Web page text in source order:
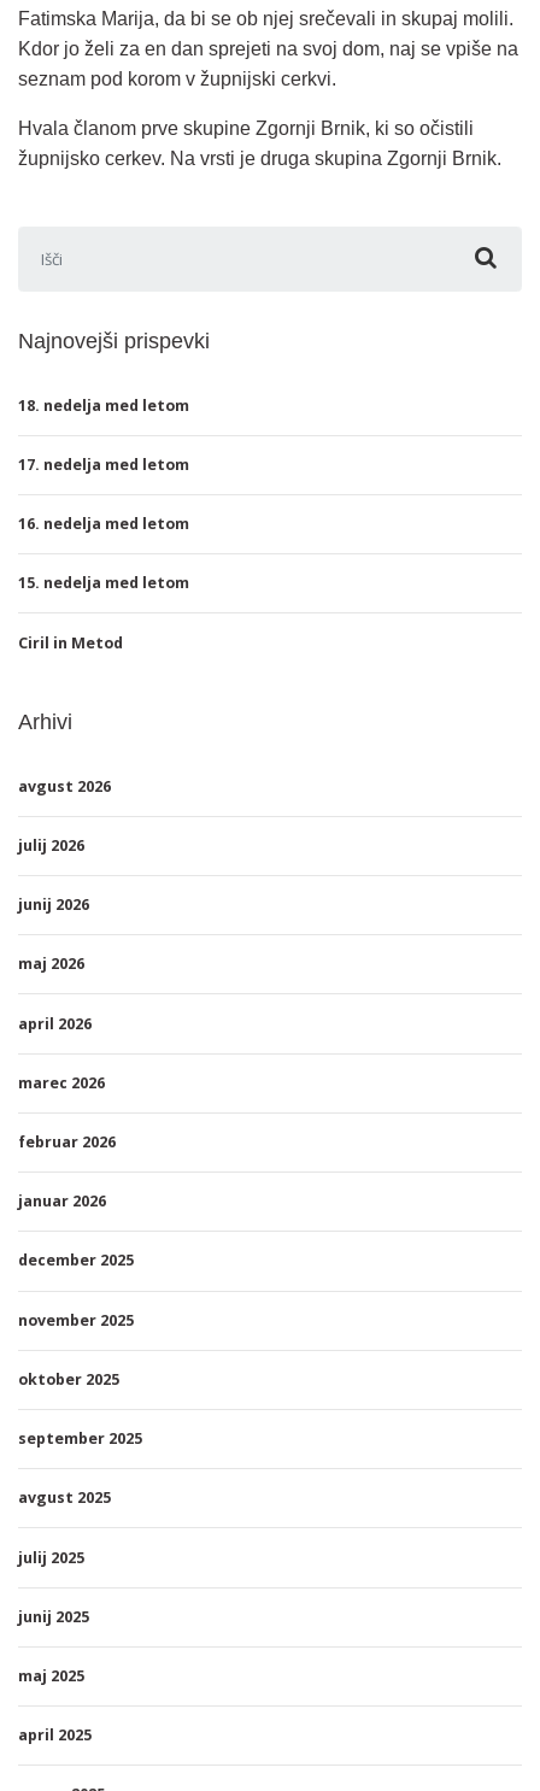
Fatimska Marija, da bi se ob njej srečevali in skupaj molili.
Kdor jo želi za en dan sprejeti na svoj dom, naj se vpiše na
seznam pod korom v župnijski cerkvi.
Hvala članom prve skupine Zgornji Brnik, ki so očistili
župnijsko cerkev. Na vrsti je druga skupina Zgornji Brnik.
Najnovejši prispevki
18. nedelja med letom
17. nedelja med letom
16. nedelja med letom
15. nedelja med letom
Ciril in Metod
Arhivi
avgust 2026
julij 2026
junij 2026
maj 2026
april 2026
marec 2026
februar 2026
januar 2026
december 2025
november 2025
oktober 2025
september 2025
avgust 2025
julij 2025
junij 2025
maj 2025
april 2025